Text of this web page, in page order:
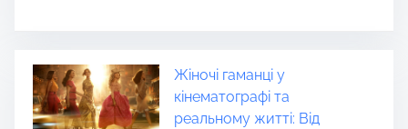
Жіночі гаманці у
кінематографі та
реальному житті: Від